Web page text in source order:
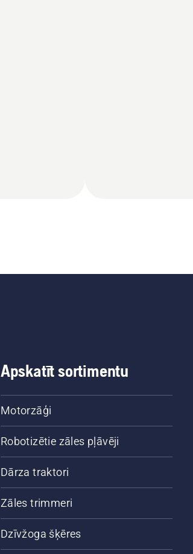
Apskatīt sortimentu
Motorzāģi
Robotizētie zāles pļāvēji
Dārza traktori
Zāles trimmeri
Dzīvžoga šķēres